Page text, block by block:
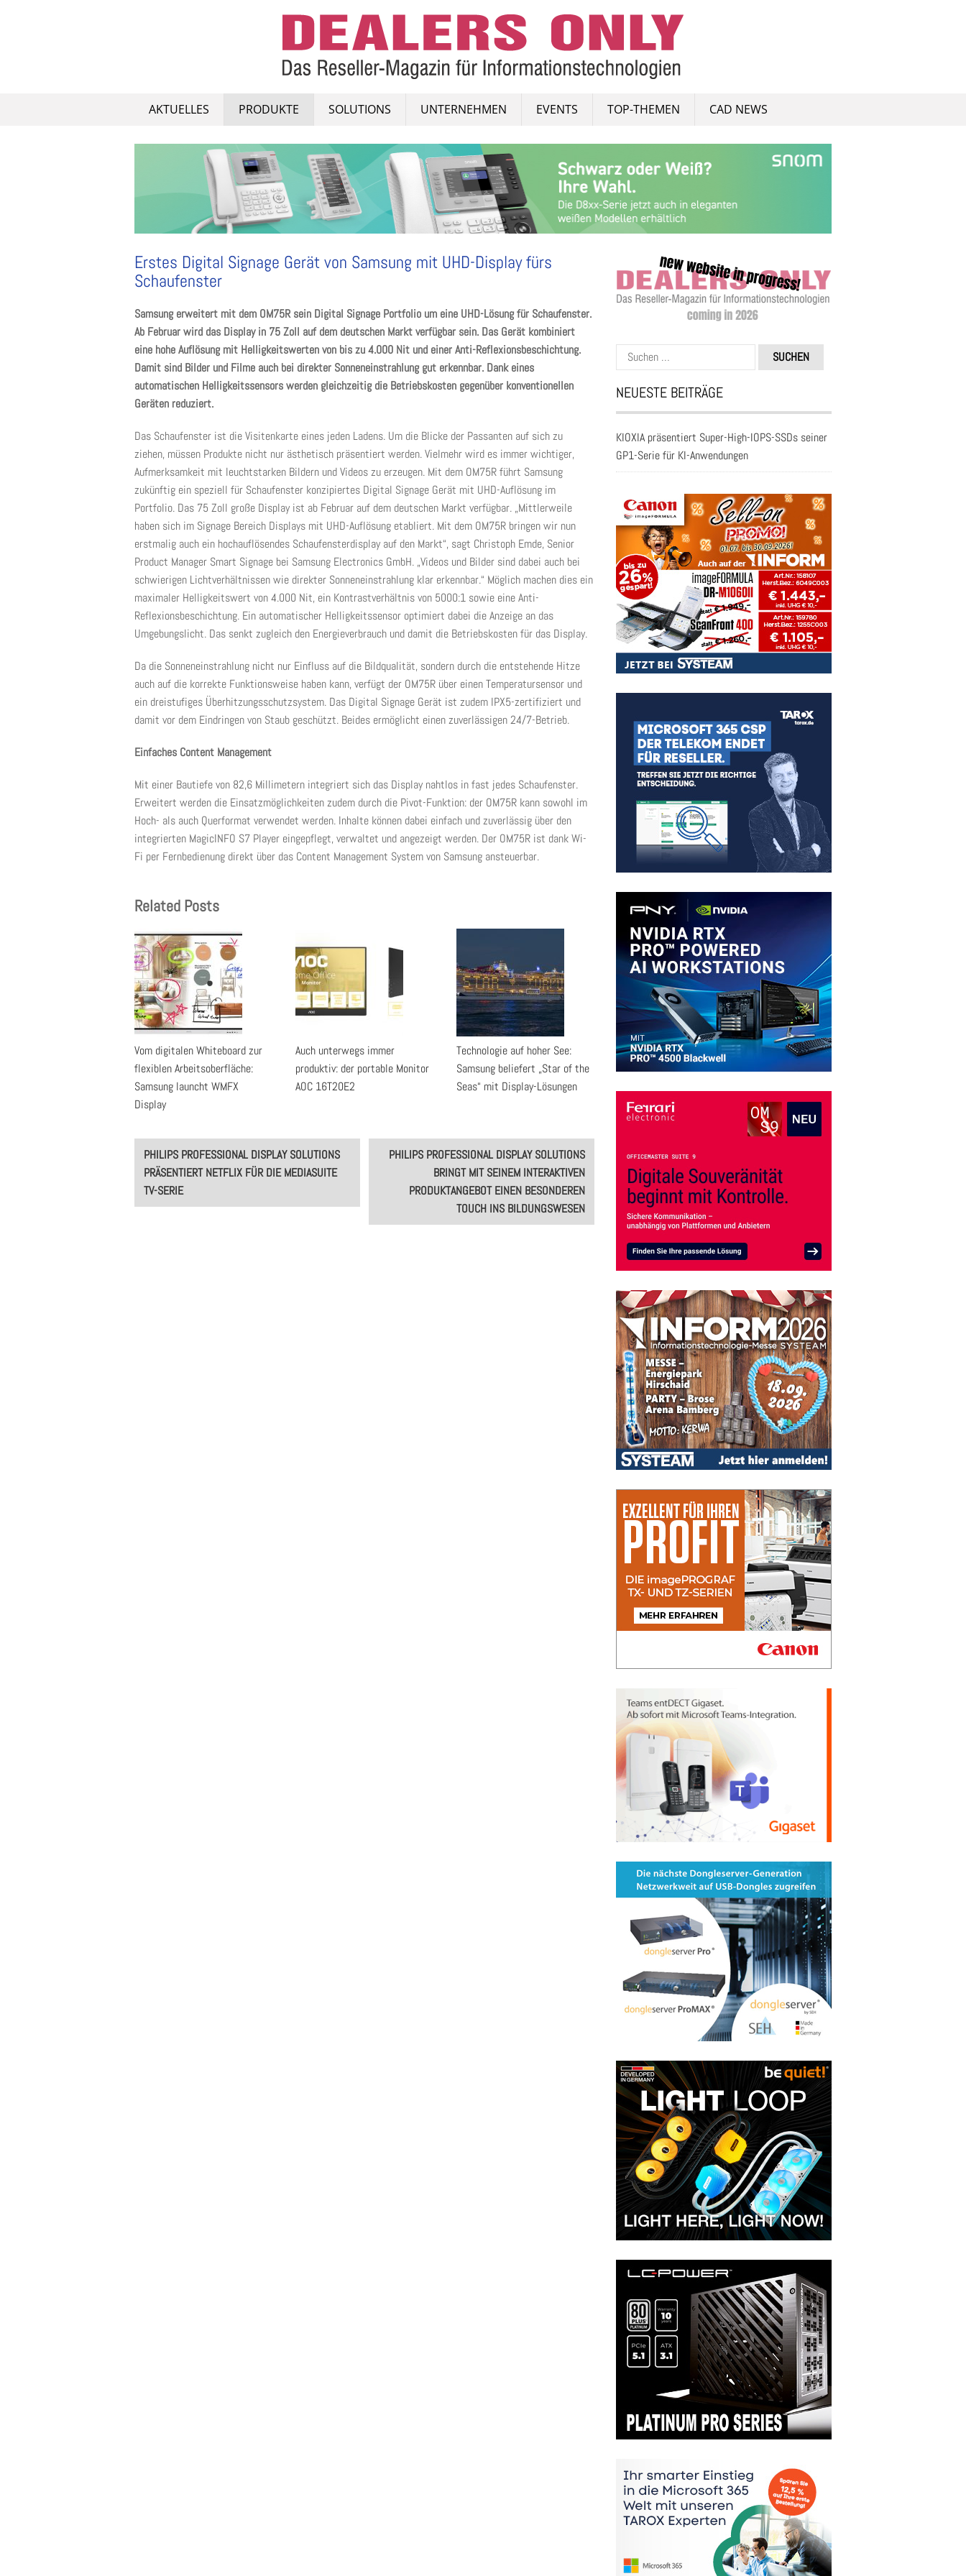
AKTUELLES PRODUKTE SOLUTIONS UNTERNEHMEN EVENTS TOP-THEMEN CAD NEWS
Erstes Digital Signage Gerät von Samsung mit UHD-Display fürs
Schaufenster
Samsung erweitert mit dem OM75R sein Digital Signage Portfolio um eine UHD-Lösung für Schaufenster.
Ab Februar wird das Display in 75 Zoll auf dem deutschen Markt verfügbar sein. Das Gerät kombiniert
eine hohe Auflösung mit Helligkeitswerten von bis zu 4.000 Nit und einer Anti-Reflexionsbeschichtung.
Damit sind Bilder und Filme auch bei direkter Sonneneinstrahlung gut erkennbar. Dank eines
automatischen Helligkeitssensors werden gleichzeitig die Betriebskosten gegenüber konventionellen
Geräten reduziert.
Das Schaufenster ist die Visitenkarte eines jeden Ladens. Um die Blicke der Passanten auf sich zu
ziehen, müssen Produkte nicht nur ästhetisch präsentiert werden. Vielmehr wird es immer wichtiger,
Aufmerksamkeit mit leuchtstarken Bildern und Videos zu erzeugen. Mit dem OM75R führt Samsung
zukünftig ein speziell für Schaufenster konzipiertes Digital Signage Gerät mit UHD-Auflösung im
Portfolio. Das 75 Zoll große Display ist ab Februar auf dem deutschen Markt verfügbar. „Mittlerweile
haben sich im Signage Bereich Displays mit UHD-Auflösung etabliert. Mit dem OM75R bringen wir nun
erstmalig auch ein hochauflösendes Schaufensterdisplay auf den Markt“, sagt Christoph Emde, Senior
Product Manager Smart Signage bei Samsung Electronics GmbH. „Videos und Bilder sind dabei auch bei
schwierigen Lichtverhältnissen wie direkter Sonneneinstrahlung klar erkennbar.“ Möglich machen dies ein
maximaler Helligkeitswert von 4.000 Nit, ein Kontrastverhältnis von 5000:1 sowie eine Anti-
Reflexionsbeschichtung. Ein automatischer Helligkeitssensor optimiert dabei die Anzeige an das
Umgebungslicht. Das senkt zugleich den Energieverbrauch und damit die Betriebskosten für das Display.
Da die Sonneneinstrahlung nicht nur Einfluss auf die Bildqualität, sondern durch die entstehende Hitze
auch auf die korrekte Funktionsweise haben kann, verfügt der OM75R über einen Temperatursensor und
ein dreistufiges Überhitzungsschutzsystem. Das Digital Signage Gerät ist zudem IPX5-zertifiziert und
damit vor dem Eindringen von Staub geschützt. Beides ermöglicht einen zuverlässigen 24/7-Betrieb.
Einfaches Content Management
Mit einer Bautiefe von 82,6 Millimetern integriert sich das Display nahtlos in fast jedes Schaufenster.
Erweitert werden die Einsatzmöglichkeiten zudem durch die Pivot-Funktion: der OM75R kann sowohl im
Hoch- als auch Querformat verwendet werden. Inhalte können dabei einfach und zuverlässig über den
integrierten MagicINFO S7 Player eingepflegt, verwaltet und angezeigt werden. Der OM75R ist dank Wi-
Fi per Fernbedienung direkt über das Content Management System von Samsung ansteuerbar.
Related Posts
Vom digitalen Whiteboard zur
flexiblen Arbeitsoberfläche:
Samsung launcht WMFX
Display
Auch unterwegs immer
produktiv: der portable Monitor
AOC 16T20E2
Technologie auf hoher See:
Samsung beliefert „Star of the
Seas“ mit Display-Lösungen
Post
navigation
PHILIPS PROFESSIONAL DISPLAY SOLUTIONS
PRÄSENTIERT NETFLIX FÜR DIE MEDIASUITE
TV-SERIE
PHILIPS PROFESSIONAL DISPLAY SOLUTIONS
BRINGT MIT SEINEM INTERAKTIVEN
PRODUKTANGEBOT EINEN BESONDEREN
TOUCH INS BILDUNGSWESEN
Suchen
nach:
NEUESTE BEITRÄGE
KIOXIA präsentiert Super-High-IOPS-SSDs seiner
GP1-Serie für KI-Anwendungen